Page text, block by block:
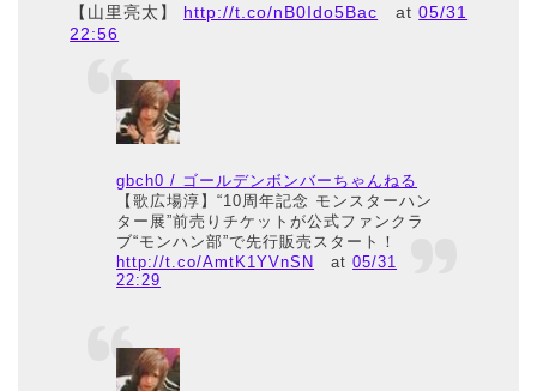
【山里亮太】 http://t.co/nB0Ido5Bac at05/31
22:56
gbch0 / ゴールデンボンバーちゃんねる
【歌広場淳】“10周年記念 モンスターハン
ター展”前売りチケットが公式ファンクラ
ブ“モンハン部”で先行販売スタート！
http://t.co/AmtK1YVnSN at05/31
22:29